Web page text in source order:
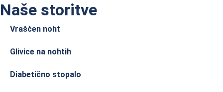
Naše storitve
Vraščen noht
Glivice na nohtih
Diabetično stopalo